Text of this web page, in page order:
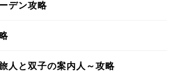
デン攻略
人と双子の案内人～攻略